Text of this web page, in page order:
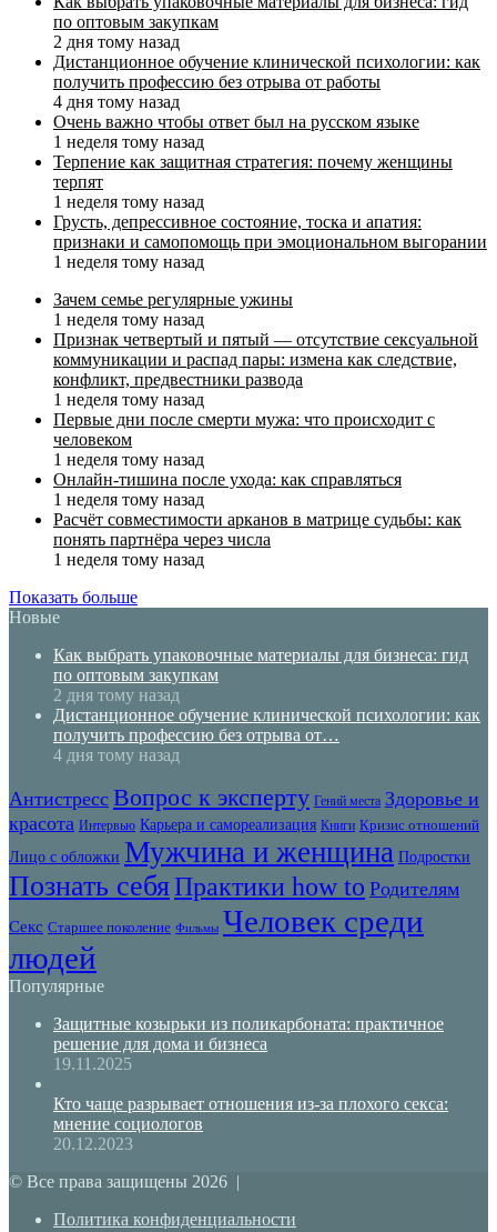
по оптовым закупкам
2 дня тому назад
Дистанционное обучение клинической психологии: как
получить профессию без отрыва от работы
4 дня тому назад
Очень важно чтобы ответ был на русском языке
1 неделя тому назад
Терпение как защитная стратегия: почему женщины
терпят
1 неделя тому назад
Грусть, депрессивное состояние, тоска и апатия:
признаки и самопомощь при эмоциональном выгорании
1 неделя тому назад
Зачем семье регулярные ужины
1 неделя тому назад
Признак четвертый и пятый — отсутствие сексуальной
коммуникации и распад пары: измена как следствие,
конфликт, предвестники развода
1 неделя тому назад
Первые дни после смерти мужа: что происходит с
человеком
1 неделя тому назад
Онлайн-тишина после ухода: как справляться
1 неделя тому назад
Расчёт совместимости арканов в матрице судьбы: как
понять партнёра через числа
1 неделя тому назад
Показать больше
Новые
Как выбрать упаковочные материалы для бизнеса: гид
по оптовым закупкам
2 дня тому назад
Дистанционное обучение клинической психологии: как
получить профессию без отрыва от…
4 дня тому назад
Антистресс Вопрос к эксперту Гений места Здоровье и
красота Интервью Карьера и самореализация Книги Кризис отношений
Лицо с обложки Мужчина и женщина Подростки
Познать себяПрактики how to Родителям
Секс Старшее поколение Фильмы Человек среди
людей
Популярные
Защитные козырьки из поликарбоната: практичное
решение для дома и бизнеса
19.11.2025
Кто чаще разрывает отношения из-за плохого секса:
мнение социологов
20.12.2023
© Все права защищены 2026 |
Политика конфиденциальности